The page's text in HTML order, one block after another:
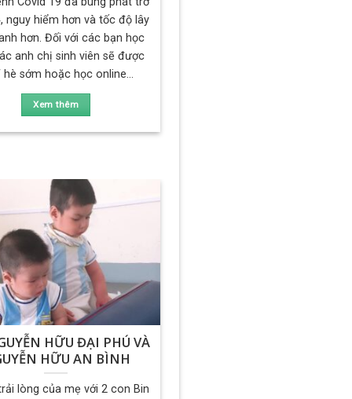
nguy hiểm hơn và tốc độ lây
hơn. Đối với các bạn học
anh chị sinh viên sẽ được
hè sớm hoặc học online...
Xem thêm
HỮU ĐẠI PHÚ VÀ
HỮU AN BÌNH
lòng của mẹ với 2 con Bin